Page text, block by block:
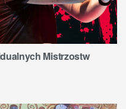
Mistrzostw